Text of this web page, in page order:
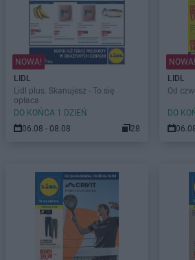
NOWA!
LIDL
Lidl plus. Skanujesz - To się
opłaca
DO KOŃCA 1 DZIEŃ
06.08 - 08.08
28
NOWA!
LIDL
Od
DO